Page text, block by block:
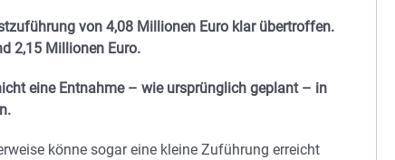
von 4,08 Millionen Euro klar übertroffen.
2,15 Millionen Euro.
eine Entnahme – wie ursprünglich geplant – in
könne sogar eine kleine Zuführung erreicht